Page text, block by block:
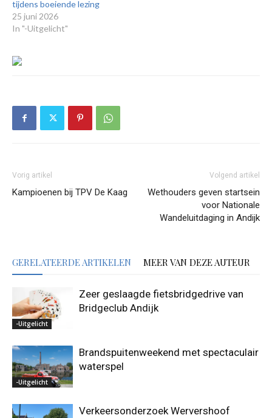
tijdens boeiende lezing
25 juni 2026
In "-Uitgelicht"
Vorig artikel
Kampioenen bij TPV De Kaag
Volgend artikel
Wethouders geven startsein
voor Nationale
Wandeluitdaging in Andijk
GERELATEERDE ARTIKELEN MEER VAN DEZE AUTEUR
-Uitgelicht
Zeer geslaagde fietsbridgedrive van
Bridgeclub Andijk
-Uitgelicht
Brandspuitenweekend met spectaculair
waterspel
Verkeersonderzoek Wervershoof